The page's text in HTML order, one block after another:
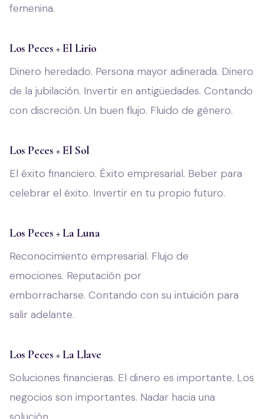
femenina.
Los Peces + El Lirio
Dinero heredado. Persona mayor adinerada. Dinero
de la jubilación. Invertir en antigüedades. Contando
con discreción. Un buen flujo. Fluido de género.
Los Peces + El Sol
El éxito financiero. Éxito empresarial. Beber para
celebrar el éxito. Invertir en tu propio futuro.
Los Peces + La Luna
Reconocimiento empresarial. Flujo de
emociones. Reputación por
emborracharse. Contando con su intuición para
salir adelante.
Los Peces + La Llave
Soluciones financieras. El dinero es importante. Los
negocios son importantes. Nadar hacia una